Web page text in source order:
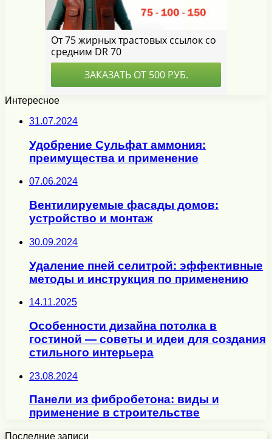
Интересное
31.07.2024
Удобрение Сульфат аммония:
преимущества и применение
07.06.2024
Вентилируемые фасады домов:
устройство и монтаж
30.09.2024
Удаление пней селитрой: эффективные
методы и инструкция по применению
14.11.2025
Особенности дизайна потолка в
гостиной — советы и идеи для создания
стильного интерьера
23.08.2024
Панели из фибробетона: виды и
применение в строительстве
Последние записи